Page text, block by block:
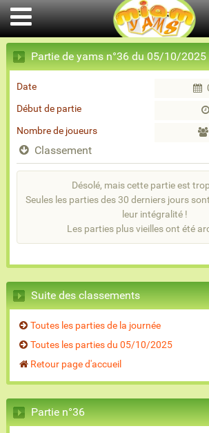
Partie de yams n°36 du 05/10/2025
Date
Début de partie
Nombre de joueurs
Classement
Désolé, mais cette partie est
Seules les parties des 30 derniers jours
leur intégralité !
Les parties plus vieilles ont été
Suite des classements
Toutes les parties de la journée
Toutes les parties du 05/10/2025
Retour page d'accueil
Partie n°36